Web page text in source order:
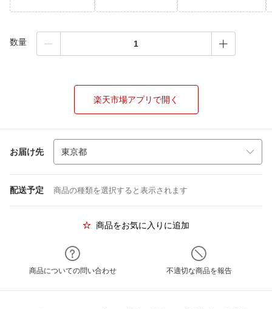
数量
楽天市場アプリで開く
お届け先
配送予定 商品の種類を選択すると表示されます
商品をお気に入りに追加
商品についての問い合わせ 不適切な商品を報告